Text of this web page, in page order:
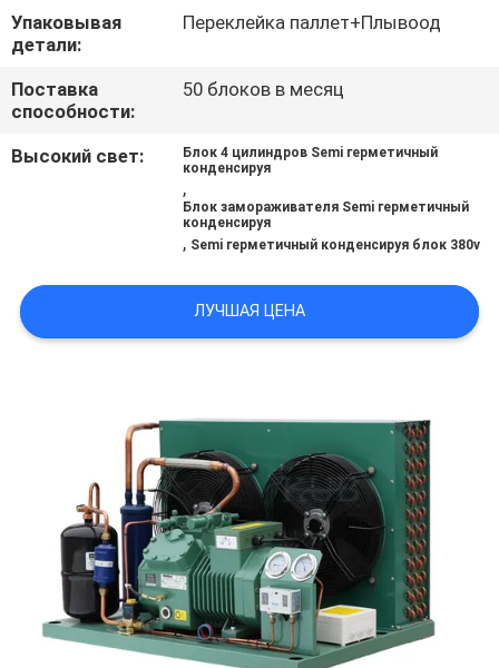
ПРОВЕРКА
КАЧЕСТВА
СВЯЖИТЕСЬ
МЫ
ЦИТАТУ
КАРТА
ПОЛИТИКА
КОНФИДЕНЦИАЛЬНОСТИ
Упаковывая
детали:
Переклейка паллет+Плывоод
Поставка
способности:
50 блоков в месяц
Высокий свет:
Блок 4 цилиндров Semi герметичный
конденсируя
,
Блок замораживателя Semi герметичный
конденсируя
, Semi герметичный конденсируя блок 380v
ЛУЧШАЯ ЦЕНА